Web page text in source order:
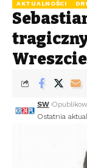
AKTUALNOŚCI
Ostatnia
SW